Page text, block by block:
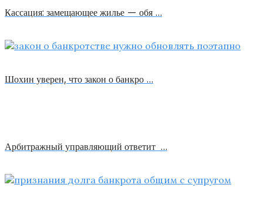
Кассация: замещающее жилье — обя …
Шохин уверен, что закон о банкро …
Арбитражный управляющий ответит …